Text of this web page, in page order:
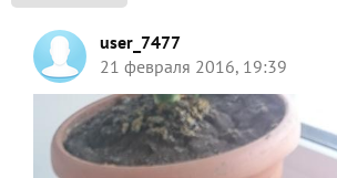
user_7477
21 февраля 2016, 19:39